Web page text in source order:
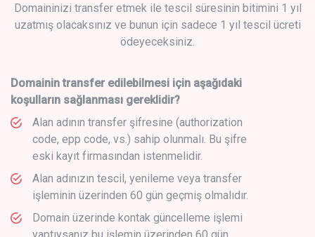
Domaininizi transfer etmek ile tescil süresinin bitimini 1 yıl
uzatmış olacaksınız ve bunun için sadece 1 yıl tescil ücreti
ödeyeceksiniz.
Domainin transfer edilebilmesi için aşağıdaki
koşulların sağlanması gereklidir?
Alan adının transfer şifresine (authorization
code, epp code, vs.) sahip olunmalı. Bu şifre
eski kayıt firmasından istenmelidir.
Alan adınızın tescil, yenileme veya transfer
işleminin üzerinden 60 gün geçmiş olmalıdır.
Domain üzerinde kontak güncelleme işlemi